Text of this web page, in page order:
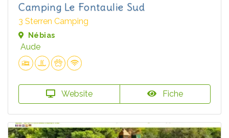
Camping Le Fontaulie Sud
3 Sterren Camping
Nébias
Aude
Website Fiche